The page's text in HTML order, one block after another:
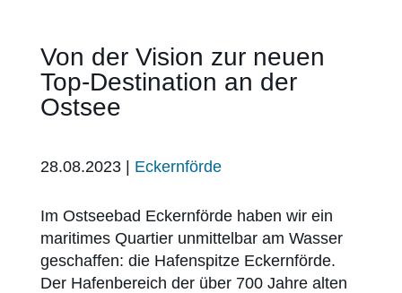
Von der Vision zur neuen
Top-Destination an der
Ostsee
28.08.2023| Eckernförde
Im Ostseebad Eckernförde haben wir ein
maritimes Quartier unmittelbar am Wasser
geschaffen: die Hafenspitze Eckernförde.
Der Hafenbereich der über 700 Jahre alten